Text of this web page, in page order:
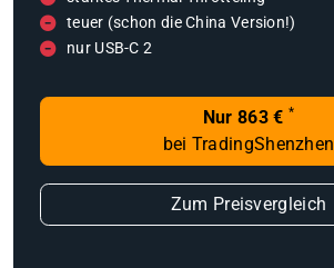
teuer (schon die China Version!)
nur USB-C 2
Nur 863 € *
bei TradingShenzhen
Zum Preisvergleich